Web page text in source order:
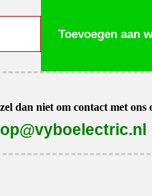
Toevoegen aan
dan niet om contact met ons